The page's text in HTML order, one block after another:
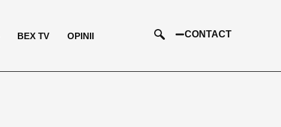
BEX TV OPINII CONTACT